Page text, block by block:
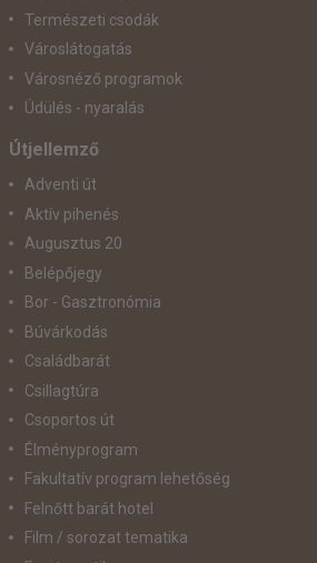
Természeti csodák
Városlátogatás
Városnéző programok
Üdülés - nyaralás
Útjellemző
Adventi út
Aktív pihenés
Augusztus 20
Belépőjegy
Bor - Gasztronómia
Búvárkodás
Családbarát
Csillagtúra
Csoportos út
Élményprogram
Fakultatív program lehetőség
Felnőtt barát hotel
Film / sorozat tematika